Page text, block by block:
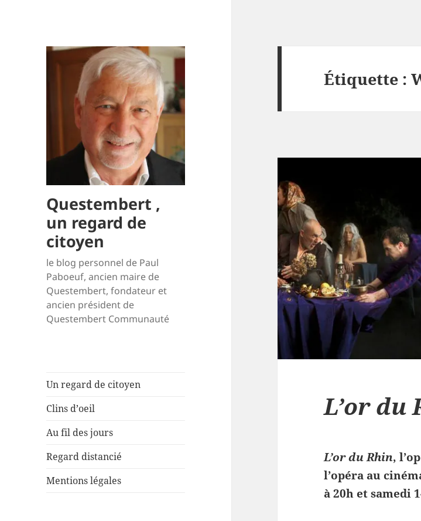
Questembert ,
un regard de
citoyen
le blog personnel de Paul
Paboeuf, ancien maire de
Questembert, fondateur et
ancien président de
Questembert Communauté
Un regard de citoyen
Clins d’oeil
Au fil des jours
Regard distancié
Mentions légales
Étiquette :
L’or du
L’or du Rhin,
l’opéra au
à 20h et samedi